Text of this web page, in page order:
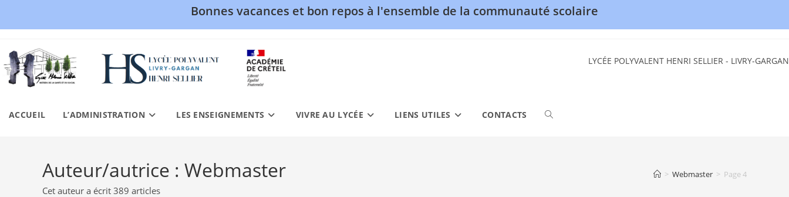
Bonnes vacances et bon repos à l'ensemble de la communauté scolaire
content
LYCÉE POLYVALENT HENRI SELLIER - LIVRY-GARGAN
ACCUEIL L’ADMINISTRATION LES ENSEIGNEMENTS VIVRE AU LYCÉE LIENS UTILES CONTACTS TOGGLE
Auteur/autrice : Webmaster
Cet auteur a écrit 389 articles
> Webmaster > Page 4